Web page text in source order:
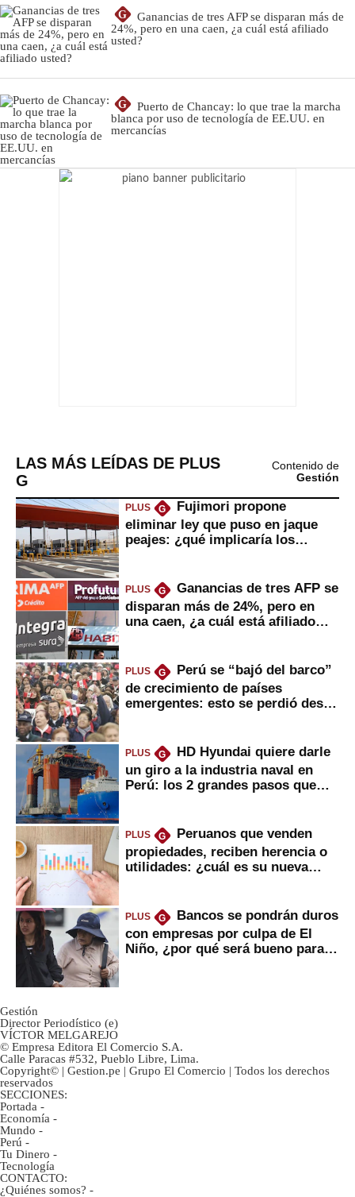
G
Ganancias de tres AFP se disparan más de
24%, pero en una caen, ¿a cuál está afiliado
usted?
G
Puerto de Chancay: lo que trae la marcha
blanca por uso de tecnología de EE.UU. en
mercancías
LAS MÁS LEÍDAS DE PLUS
G
Contenido de
Gestión
PLUS G
Fujimori propone
eliminar ley que puso en jaque
peajes: ¿qué implicaría los
PLUS G
Ganancias de tres AFP se
disparan más de 24%, pero en
una caen, ¿a cuál está afiliado
PLUS G
Perú se “bajó del barco”
de crecimiento de países
emergentes: esto se perdió desde
PLUS G
HD Hyundai quiere darle
un giro a la industria naval en
Perú: los 2 grandes pasos que
PLUS G
Peruanos que venden
propiedades, reciben herencia o
utilidades: ¿cuál es su nueva
PLUS G
Bancos se pondrán duros
con empresas por culpa de El
Niño, ¿por qué será bueno para
Gestión
Director Periodístico (e)
VÍCTOR MELGAREJO
© Empresa Editora El Comercio S.A.
Calle Paracas #532, Pueblo Libre, Lima.
Copyright© | Gestion.pe | Grupo El Comercio | Todos los derechos
reservados
SECCIONES:
Portada -
Economía -
Mundo -
Perú -
Tu Dinero -
Tecnología
CONTACTO:
¿Quiénes somos? -